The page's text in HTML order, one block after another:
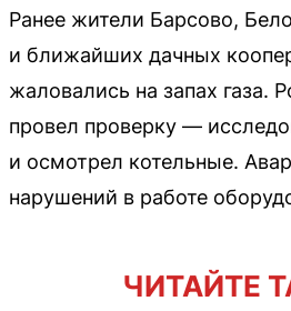
Ранее жители Барсово,
и ближайших дачных
жаловались на запах газа.
провел проверку —
и осмотрел котельные.
нарушений в работе
ЧИТАЙТЕ